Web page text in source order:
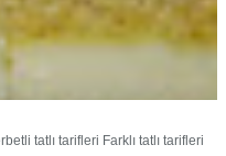
tatlı tarifleri Farklı tatlı tarifleri